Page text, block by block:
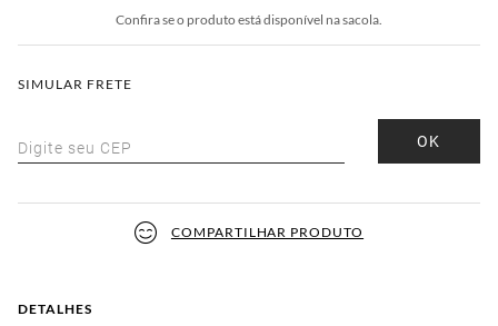
Confira se o produto está disponível na sacola.
SIMULAR FRETE
Digite seu CEP OK
COMPARTILHAR PRODUTO
DETALHES